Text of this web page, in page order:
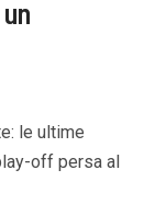
le ultime
off persa al